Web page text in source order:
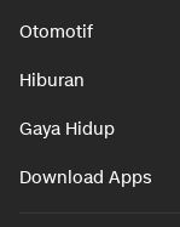
Otomotif
Hiburan
Gaya Hidup
Download Apps